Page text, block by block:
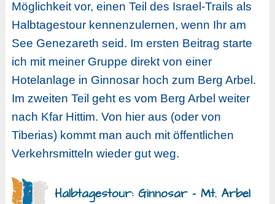
Möglichkeit vor, einen Teil des Israel-Trails als
Halbtagestour kennenzulernen, wenn Ihr am
See Genezareth seid. Im ersten Beitrag starte
ich mit meiner Gruppe direkt von einer
Hotelanlage in Ginnosar hoch zum Berg Arbel.
Im zweiten Teil geht es vom Berg Arbel weiter
nach Kfar Hittim. Von hier aus (oder von
Tiberias) kommt man auch mit öffentlichen
Verkehrsmitteln wieder gut weg.
Halbtagestour: Ginnosar – Mt. Arbel